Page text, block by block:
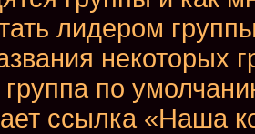
лидером
некоторых
группа по
ссылка «Наша